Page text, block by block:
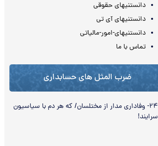
دانستنیهای حقوقی
دانستنیهای آی تی
دانستنیهای-امور-مالیاتی
تماس با ما
ضرب المثل های حسابداری
۲۴- وفاداری مدار از مختلسان/ که هر دم با سیاسیون
سرایند!